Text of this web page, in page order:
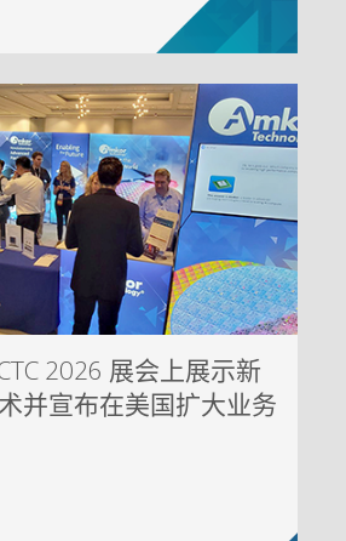
2026 展会上展示新
并宣布在美国扩大业务